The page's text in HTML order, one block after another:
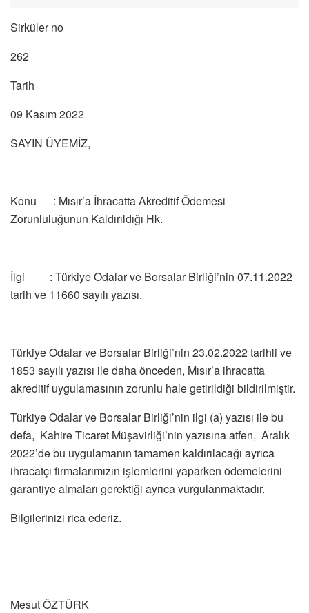
Sirküler no
262
Tarih
09 Kasım 2022
SAYIN ÜYEMİZ,
Konu : Mısır’a İhracatta Akreditif Ödemesi
Zorunluluğunun Kaldırıldığı Hk.
İlgi : Türkiye Odalar ve Borsalar Birliği’nin 07.11.2022
tarih ve 11660 sayılı yazısı.
Türkiye Odalar ve Borsalar Birliği’nin 23.02.2022 tarihli ve
1853 sayılı yazısı ile daha önceden, Mısır’a ihracatta
akreditif uygulamasının zorunlu hale getirildiği bildirilmiştir.
Türkiye Odalar ve Borsalar Birliği’nin ilgi (a) yazısı ile bu
defa, Kahire Ticaret Müşavirliği’nin yazısına atfen, Aralık
2022’de bu uygulamanın tamamen kaldırılacağı ayrıca
ihracatçı firmalarımızın işlemlerini yaparken ödemelerini
garantiye almaları gerektiği ayrıca vurgulanmaktadır.
Bilgilerinizi rica ederiz.
Mesut ÖZTÜRK